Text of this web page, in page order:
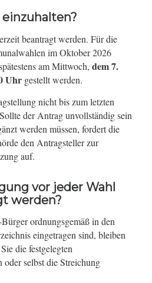
beantragt werden. Für die
im Oktober 2026
am Mittwoch, dem 7.
Uhrgestellt werden.
nicht bis zum letzten
der Antrag unvollständig sein
werden müssen, fordert die
den Antragsteller zur
auf.
vor jeder Wahl
werden?
ordnungsgemäß in den
eingetragen sind, bleiben
die festgelegten
selbst die Streichung